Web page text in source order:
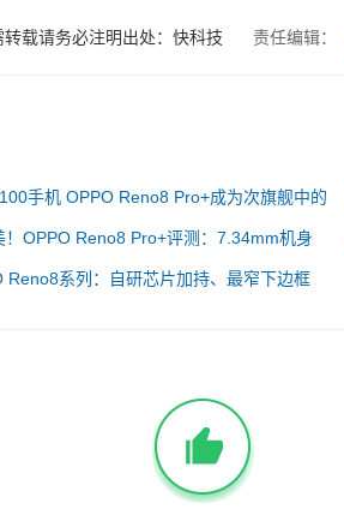
转载请务必注明出处：快科技 责任编辑：
手机 OPPO Reno8 Pro+成为次旗舰中的
！OPPO Reno8 Pro+评测：7.34mm机身
Reno8系列：自研芯片加持、最窄下边框